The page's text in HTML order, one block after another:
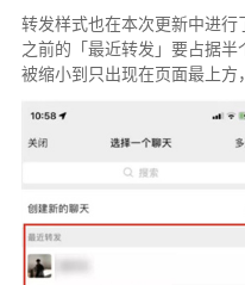
转发样式也在本次更新中进行
之前的「最近转发」要占据半
被缩小到只出现在页面最上方